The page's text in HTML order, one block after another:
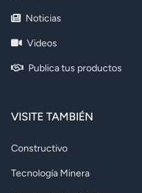
Noticias
Videos
Publica tus productos
VISITE TAMBIÉN
Constructivo
Tecnología Minera